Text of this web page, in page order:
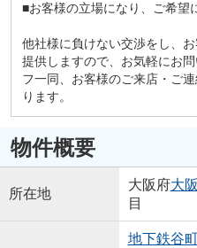
■お客様の立場になり、ご希望
他社様に負けない交渉をし、
提供しますので、お気軽にお
フ一同、お客様のご来店・ご
ります。
物件概要
所在地
大阪府大
目
地下鉄谷